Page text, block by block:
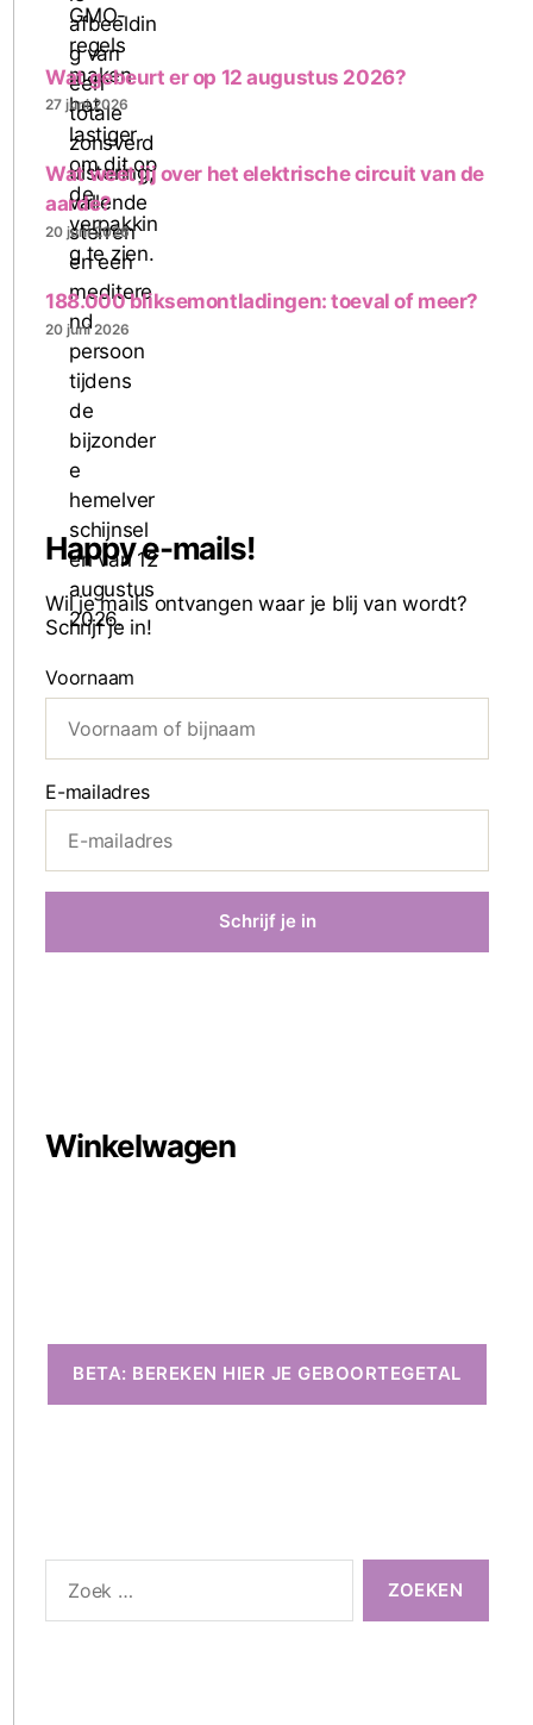
Wat gebeurt er op 12 augustus 2026?
27 juni 2026
Wat weet jij over het elektrische circuit van de
aarde?
20 juni 2026
188.000 bliksemontladingen: toeval of meer?
20 juni 2026
Happy e-mails!
Wil je mails ontvangen waar je blij van wordt?
Schrijf je in!
Voornaam
E-mailadres
Winkelwagen
BETA: BEREKEN HIER JE GEBOORTEGETAL
naar: